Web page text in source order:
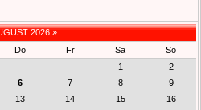
2026 »
Do Fr Sa
So
1
2
6 7 8
9
13 14 15
16